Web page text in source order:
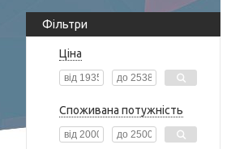
Фільтри
Ціна
Споживана потужність